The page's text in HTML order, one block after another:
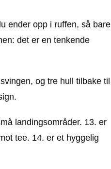
ender opp i ruffen, så bare
det er en tenkende
og tre hull tilbake til
landingsområder. 13. er
tee. 14. er et hyggelig